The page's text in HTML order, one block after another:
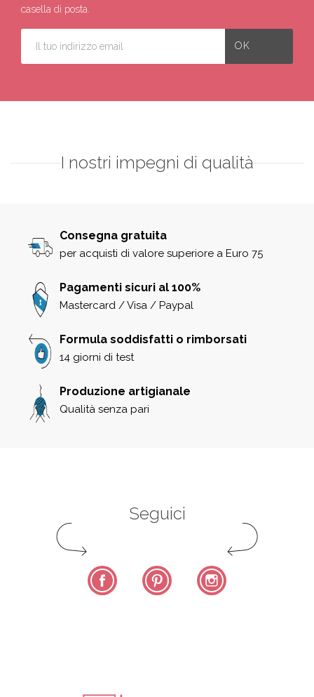
casella di posta.
I nostri impegni di qualità
Consegna gratuita
per acquisti di valore superiore a Euro 75
Pagamenti sicuri al 100%
Mastercard / Visa / Paypal
Formula soddisfatti o rimborsati
14 giorni di test
Produzione artigianale
Qualità senza pari
Seguici
Facebook Pinterest